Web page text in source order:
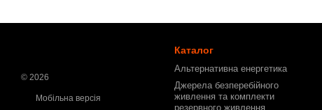
© 2026
Мобільна версія
Каталог
Альтернативна енергетика
Джерела безперебійного
живлення та комплекти
резервного живлення